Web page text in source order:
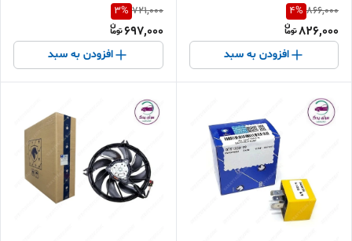
0941900112
866,000
4%
826,000
افزودن به سبد
721,000
3%
697,000
افزودن به سبد